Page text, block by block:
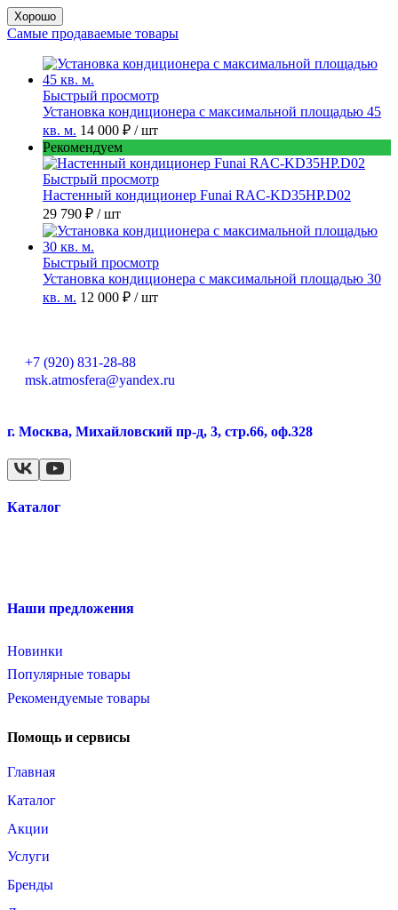
Хорошо
Самые продаваемые товары
Быстрый просмотр
Установка кондиционера с максимальной площадью 45
кв. м. 14 000 ₽ / шт
Рекомендуем
Быстрый просмотр
Настенный кондиционер Funai RAC-KD35HP.D02
29 790 ₽ / шт
Быстрый просмотр
Установка кондиционера с максимальной площадью 30
кв. м. 12 000 ₽ / шт
+7 (920) 831-28-88
msk.atmosfera@yandex.ru
г. Москва, Михайловский пр-д, 3, стр.66, оф.328
Каталог
Наши предложения
Новинки
Популярные товары
Рекомендуемые товары
Помощь и сервисы
Главная
Каталог
Акции
Услуги
Бренды